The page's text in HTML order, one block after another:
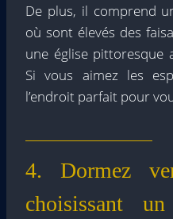
De plus, il comprend
où sont élevés des
une église pittoresque
Si vous aimez les
l’endroit parfait pour
4. Dormez
choisissant